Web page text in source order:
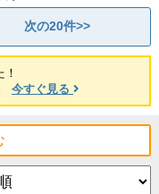
次の20件>>
今すぐ見る